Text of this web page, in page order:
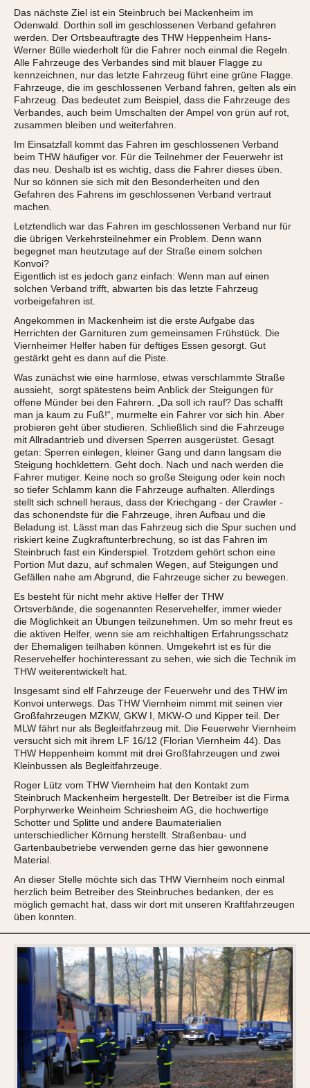
Das nächste Ziel ist ein Steinbruch bei Mackenheim im
Odenwald. Dorthin soll im geschlossenen Verband gefahren
werden. Der Ortsbeauftragte des THW Heppenheim Hans-
Werner Bülle wiederholt für die Fahrer noch einmal die Regeln.
Alle Fahrzeuge des Verbandes sind mit blauer Flagge zu
kennzeichnen, nur das letzte Fahrzeug führt eine grüne Flagge.
Fahrzeuge, die im geschlossenen Verband fahren, gelten als ein
Fahrzeug. Das bedeutet zum Beispiel, dass die Fahrzeuge des
Verbandes, auch beim Umschalten der Ampel von grün auf rot,
zusammen bleiben und weiterfahren.
Im Einsatzfall kommt das Fahren im geschlossenen Verband
beim THW häufiger vor. Für die Teilnehmer der Feuerwehr ist
das neu. Deshalb ist es wichtig, dass die Fahrer dieses üben.
Nur so können sie sich mit den Besonderheiten und den
Gefahren des Fahrens im geschlossenen Verband vertraut
machen.
Letztendlich war das Fahren im geschlossenen Verband nur für
die übrigen Verkehrsteilnehmer ein Problem. Denn wann
begegnet man heutzutage auf der Straße einem solchen
Konvoi?
Eigentlich ist es jedoch ganz einfach: Wenn man auf einen
solchen Verband trifft, abwarten bis das letzte Fahrzeug
vorbeigefahren ist.
Angekommen in Mackenheim ist die erste Aufgabe das
Herrichten der Garnituren zum gemeinsamen Frühstück. Die
Viernheimer Helfer haben für deftiges Essen gesorgt. Gut
gestärkt geht es dann auf die Piste.
Was zunächst wie eine harmlose, etwas verschlammte Straße
aussieht, sorgt spätestens beim Anblick der Steigungen für
offene Münder bei den Fahrern. „Da soll ich rauf? Das schafft
man ja kaum zu Fuß!“, murmelte ein Fahrer vor sich hin. Aber
probieren geht über studieren. Schließlich sind die Fahrzeuge
mit Allradantrieb und diversen Sperren ausgerüstet. Gesagt
getan: Sperren einlegen, kleiner Gang und dann langsam die
Steigung hochklettern. Geht doch. Nach und nach werden die
Fahrer mutiger. Keine noch so große Steigung oder kein noch
so tiefer Schlamm kann die Fahrzeuge aufhalten. Allerdings
stellt sich schnell heraus, dass der Kriechgang - der Crawler -
das schonendste für die Fahrzeuge, ihren Aufbau und die
Beladung ist. Lässt man das Fahrzeug sich die Spur suchen und
riskiert keine Zugkraftunterbrechung, so ist das Fahren im
Steinbruch fast ein Kinderspiel. Trotzdem gehört schon eine
Portion Mut dazu, auf schmalen Wegen, auf Steigungen und
Gefällen nahe am Abgrund, die Fahrzeuge sicher zu bewegen.
Es besteht für nicht mehr aktive Helfer der THW
Ortsverbände, die sogenannten Reservehelfer, immer wieder
die Möglichkeit an Übungen teilzunehmen. Um so mehr freut es
die aktiven Helfer, wenn sie am reichhaltigen Erfahrungsschatz
der Ehemaligen teilhaben können. Umgekehrt ist es für die
Reservehelfer hochinteressant zu sehen, wie sich die Technik im
THW weiterentwickelt hat.
Insgesamt sind elf Fahrzeuge der Feuerwehr und des THW im
Konvoi unterwegs. Das THW Viernheim nimmt mit seinen vier
Großfahrzeugen MZKW, GKW I, MKW-O und Kipper teil. Der
MLW fährt nur als Begleitfahrzeug mit. Die Feuerwehr Viernheim
versucht sich mit ihrem LF 16/12 (Florian Viernheim 44). Das
THW Heppenheim kommt mit drei Großfahrzeugen und zwei
Kleinbussen als Begleitfahrzeuge.
Roger Lütz vom THW Viernheim hat den Kontakt zum
Steinbruch Mackenheim hergestellt. Der Betreiber ist die Firma
Porphyrwerke Weinheim Schriesheim AG, die hochwertige
Schotter und Splitte und andere Baumaterialien
unterschiedlicher Körnung herstellt. Straßenbau- und
Gartenbaubetriebe verwenden gerne das hier gewonnene
Material.
An dieser Stelle möchte sich das THW Viernheim noch einmal
herzlich beim Betreiber des Steinbruches bedanken, der es
möglich gemacht hat, dass wir dort mit unseren Kraftfahrzeugen
üben konnten.